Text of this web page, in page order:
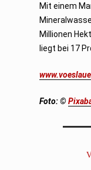
Mit einem
Millionen
liegt bei 17
Foto: ©